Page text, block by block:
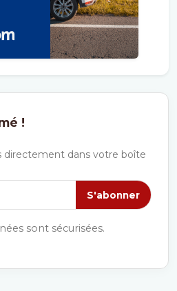
!
directement dans votre boîte
S'abonner
sont sécurisées.